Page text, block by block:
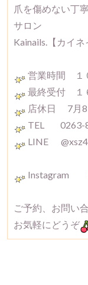
爪を傷めない丁
サロン
Kainails.【カイネ
営業時間 １
最終受付 １
店休日 7月8
TEL 0263-
LINE
Instagram
ご予約、お問い
お気軽にどうぞ